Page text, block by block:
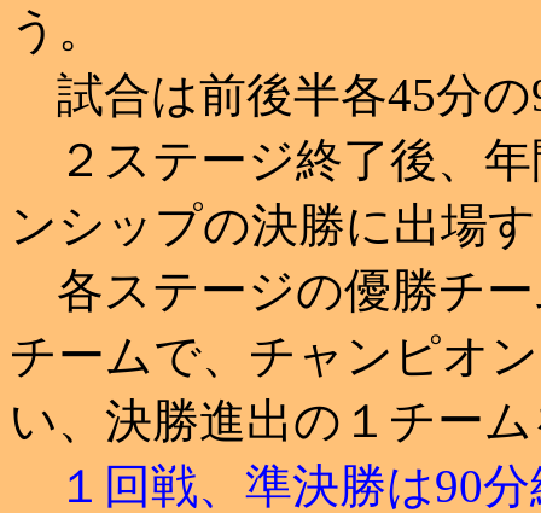
う。
試合は前後半各45分の
２ステージ終了後、
ンシップの決勝に出場
各ステージの優勝チ
チームで、チャンピオ
い、決勝進出の１チー
１回戦、準決勝は90